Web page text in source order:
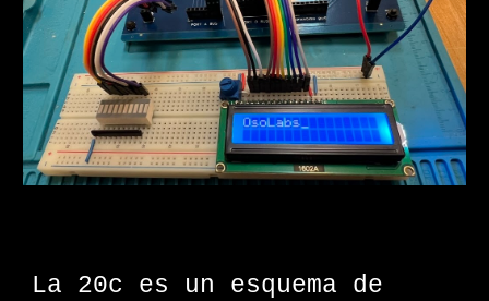
La 20c es un esquema de